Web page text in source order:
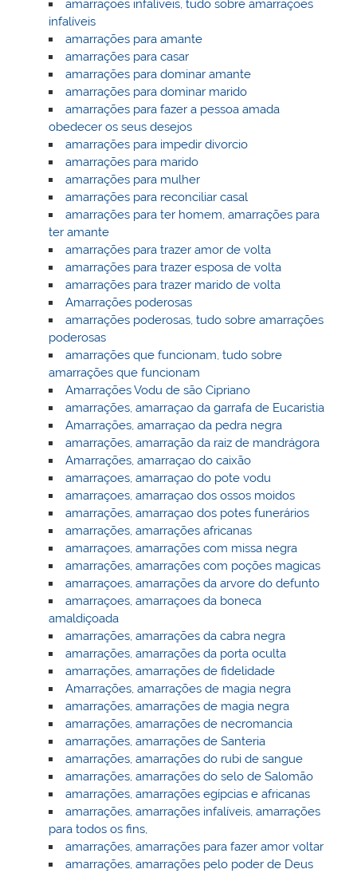
amarrações infalíveis, tudo sobre amarrações
infalíveis
amarrações para amante
amarrações para casar
amarrações para dominar amante
amarrações para dominar marido
amarrações para fazer a pessoa amada
obedecer os seus desejos
amarrações para impedir divorcio
amarrações para marido
amarrações para mulher
amarrações para reconciliar casal
amarrações para ter homem, amarrações para
ter amante
amarrações para trazer amor de volta
amarrações para trazer esposa de volta
amarrações para trazer marido de volta
Amarrações poderosas
amarrações poderosas, tudo sobre amarrações
poderosas
amarrações que funcionam, tudo sobre
amarrações que funcionam
Amarrações Vodu de são Cipriano
amarrações, amarraçao da garrafa de Eucaristia
Amarrações, amarraçao da pedra negra
amarrações, amarração da raiz de mandrágora
Amarrações, amarraçao do caixão
amarraçoes, amarraçao do pote vodu
amarraçoes, amarraçao dos ossos moidos
amarrações, amarraçao dos potes funerários
amarrações, amarrações africanas
amarraçoes, amarrações com missa negra
amarrações, amarrações com poções magicas
amarraçoes, amarrações da arvore do defunto
amarraçoes, amarraçoes da boneca
amaldiçoada
amarrações, amarrações da cabra negra
amarrações, amarrações da porta oculta
amarrações, amarrações de fidelidade
Amarrações, amarrações de magia negra
amarrações, amarrações de magia negra
amarrações, amarrações de necromancia
amarrações, amarrações de Santeria
amarrações, amarrações do rubi de sangue
amarrações, amarrações do selo de Salomão
amarrações, amarrações egípcias e africanas
amarrações, amarrações infalíveis, amarrações
para todos os fins,
amarrações, amarrações para fazer amor voltar
amarrações, amarrações pelo poder de Deus